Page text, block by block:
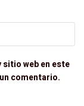
web en este
comentario.